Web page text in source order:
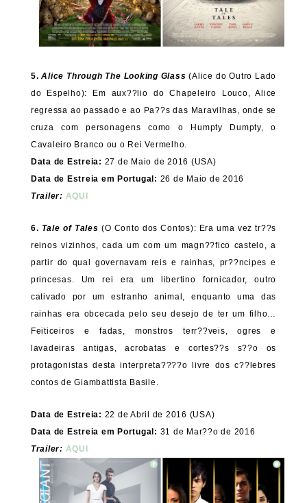
5.Alice Through The Looking Glass (Alice do Outro Lado
do Espelho): Em aux??lio do Chapeleiro Louco, Alice
regressa ao passado e ao Pa??s das Maravilhas, onde se
cruza com personagens como o Humpty Dumpty, o
Cavaleiro Branco ou o Rei Vermelho.
Data de Estreia: 27 de Maio de 2016 (USA)
Data de Estreia em Portugal: 26 de Maio de 2016
Trailer: AQUI
6. Tale of Tales (O Conto dos Contos): Era uma vez tr??s
reinos vizinhos, cada um com um magn??fico castelo, a
partir do qual governavam reis e rainhas, pr??ncipes e
princesas. Um rei era um libertino fornicador, outro
cativado por um estranho animal, enquanto uma das
rainhas era obcecada pelo seu desejo de ter um filho…
Feiticeiros e fadas, monstros terr??veis, ogres e
lavadeiras antigas, acrobatas e cortes??s s??o os
protagonistas desta interpreta????o livre dos c??lebres
contos de Giambattista Basile.
Data de Estreia: 22 de Abril de 2016 (USA)
Data de Estreia em Portugal: 31 de Mar??o de 2016
Trailer: AQUI